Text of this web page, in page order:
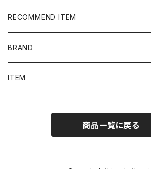
RECOMMEND ITEM
BRAND
NIKE
ITEM
商品一覧に戻る